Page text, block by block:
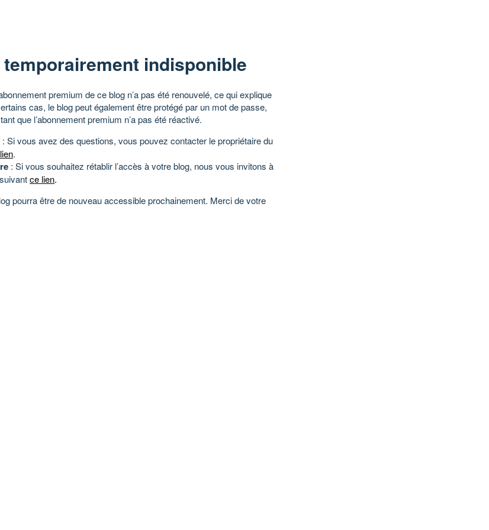
indisponible
premium de ce blog n’a pas été renouvelé, ce qui explique
cas, le blog peut également être protégé par un mot de passe,
que l’abonnement premium n’a pas été réactivé.
: Si vous avez des questions, vous pouvez contacter le propriétaire du
.
: Si vous souhaitez rétablir l’accès à votre blog, nous vous invitons à
ce lien.
pourra être de nouveau accessible prochainement. Merci de votre